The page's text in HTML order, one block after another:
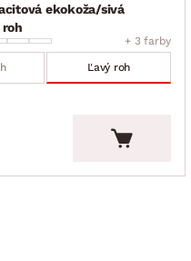
ekokoža/sivá
+ 3 farby
Ľavý roh